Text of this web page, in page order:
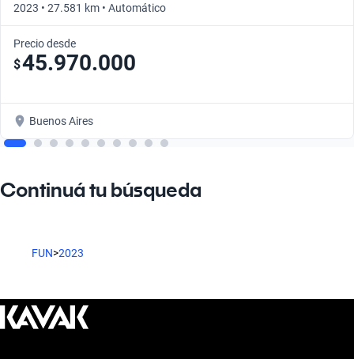
2023 • 27.581 km • Automático
Precio desde
$45.970.000
Buenos Aires
Continuá tu búsqueda
FUN>2023